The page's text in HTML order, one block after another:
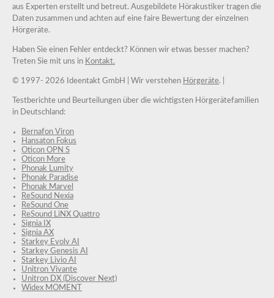
aus Experten erstellt und betreut. Ausgebildete Hörakustiker tragen die
Daten zusammen und achten auf eine faire Bewertung der einzelnen
Hörgeräte.
Haben Sie einen Fehler entdeckt? Können wir etwas besser machen?
Treten Sie mit uns in Kontakt.
© 1997- 2026 Ideentakt GmbH | Wir verstehen Hörgeräte. |
Testberichte und Beurteilungen über die wichtigsten Hörgerätefamilien
in Deutschland:
Bernafon Viron
Hansaton Fokus
Oticon OPN S
Oticon More
Phonak Lumity
Phonak Paradise
Phonak Marvel
ReSound Nexia
ReSound One
ReSound LiNX Quattro
Signia IX
Signia AX
Starkey Evolv AI
Starkey Genesis AI
Starkey Livio AI
Unitron Vivante
Unitron DX (Discover Next)
Widex MOMENT